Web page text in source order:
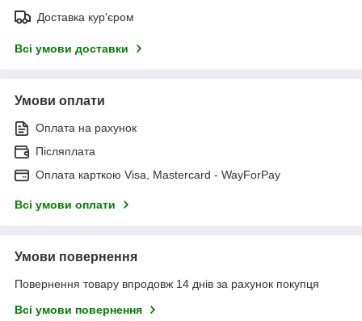
Доставка кур'єром
Всі умови доставки
Умови оплати
Оплата на рахунок
Післяплата
Оплата карткою Visa, Mastercard - WayForPay
Всі умови оплати
Умови повернення
Повернення товару впродовж 14 днів за рахунок покупця
Всі умови повернення